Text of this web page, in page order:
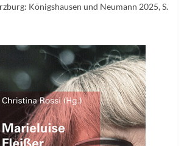
Königshausen und Neumann 2025, S.